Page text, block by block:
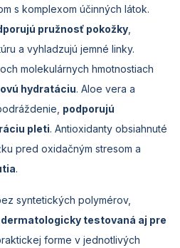
s komplexom účinných látok.
pružnosť pokožky
a vyhladzujú jemné linky.
molekulárnych hmotnostiach
hydratáciu. Aloe vera a
podporujú
pleti. Antioxidanty obsiahnuté
pred oxidačným stresom a
.
syntetických polymérov,
dermatologicky testovaná aj pre
forme v jednotlivých